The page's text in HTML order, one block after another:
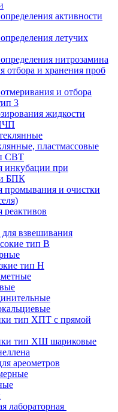
активности
летучих
нитрозамина
отбора и хранения проб
и отбора
3
жидкости
пластмассовые
СВТ
инкубации при
БПК
промывания и очистки
реактивов
взвешивания
тип В
тип Н
тип ХПТ с прямой
тип ХШ шариковые
ареометров
лабораторная